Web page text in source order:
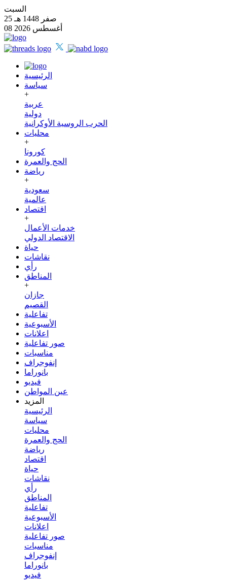
السبت
25 صفر 1448 هـ
08 أغسطس 2026
الرئيسية
سياسة
+
عربية
دولية
الحرب الروسية الأوكرانية
محليات
+
كورونا
الحج والعمرة
رياضة
+
سعودية
عالمية
اقتصاد
+
خدمات الأعمال
الاقتصاد الدولي
حياة
نقاشات
رأي
المناطق
+
جازان
القصيم
تفاعلية
الأسبوعية
اعلانات
صور تفاعلية
مناسبات
إنفوجراف
بانوراما
فيديو
عين المواطن
المزيد
الرئيسية
سياسة
محليات
الحج والعمرة
رياضة
اقتصاد
حياة
نقاشات
رأي
المناطق
تفاعلية
الأسبوعية
اعلانات
صور تفاعلية
مناسبات
إنفوجراف
بانوراما
فيديو